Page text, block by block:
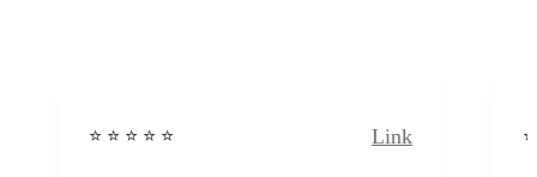
⭐️ ⭐️ ⭐️ ⭐ ⭐️ Link